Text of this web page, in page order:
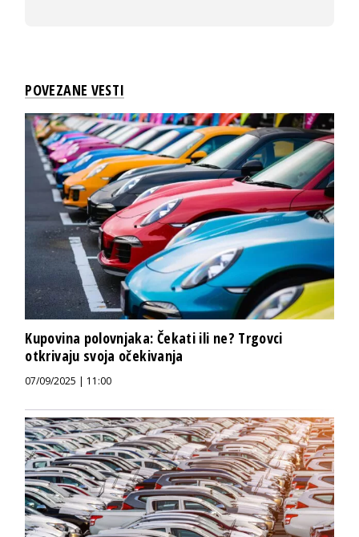
POVEZANE VESTI
Kupovina polovnjaka: Čekati ili ne? Trgovci
otkrivaju svoja očekivanja
07/09/2025 | 11:00